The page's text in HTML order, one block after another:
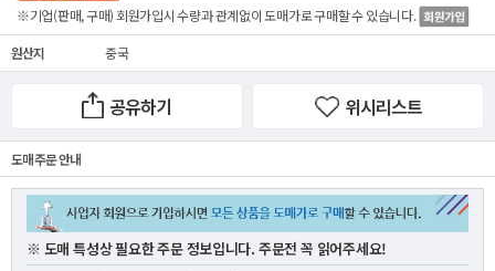
※기업(판매, 구매) 회원가입시 수량과 관계없이도매가로 구매할 수 있습니다.
원산지 중국
공유하기 위시리스트
도매 주문 안내
※ 도매 특성상 필요한 주문 정보입니다. 주문전 꼭 읽어주세요!